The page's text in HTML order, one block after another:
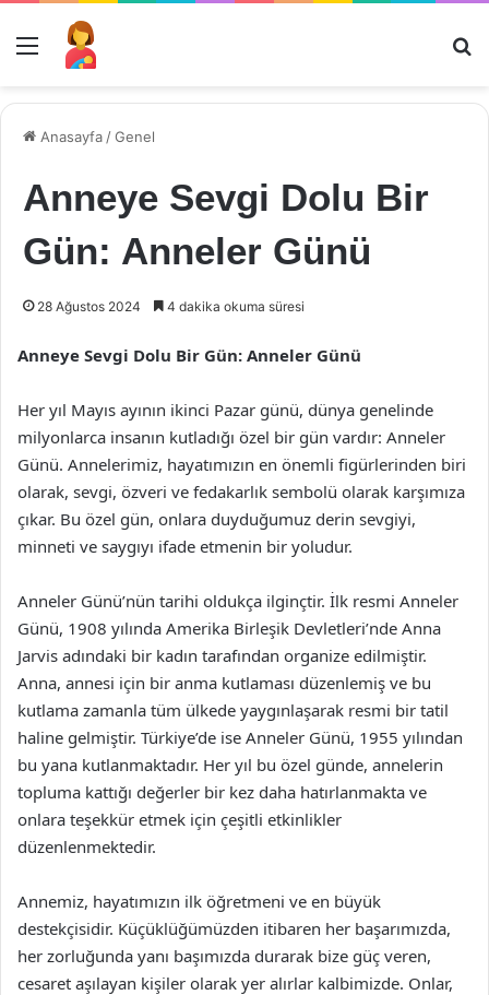
Menü
Anasayfa /Genel
Anneye Sevgi Dolu Bir
Gün: Anneler Günü
28 Ağustos 2024 4 dakika okuma süresi
Anneye Sevgi Dolu Bir Gün: Anneler Günü
Her yıl Mayıs ayının ikinci Pazar günü, dünya genelinde
milyonlarca insanın kutladığı özel bir gün vardır: Anneler
Günü. Annelerimiz, hayatımızın en önemli figürlerinden biri
olarak, sevgi, özveri ve fedakarlık sembolü olarak karşımıza
çıkar. Bu özel gün, onlara duyduğumuz derin sevgiyi,
minneti ve saygıyı ifade etmenin bir yoludur.
Anneler Günü’nün tarihi oldukça ilginçtir. İlk resmi Anneler
Günü, 1908 yılında Amerika Birleşik Devletleri’nde Anna
Jarvis adındaki bir kadın tarafından organize edilmiştir.
Anna, annesi için bir anma kutlaması düzenlemiş ve bu
kutlama zamanla tüm ülkede yaygınlaşarak resmi bir tatil
haline gelmiştir. Türkiye’de ise Anneler Günü, 1955 yılından
bu yana kutlanmaktadır. Her yıl bu özel günde, annelerin
topluma kattığı değerler bir kez daha hatırlanmakta ve
onlara teşekkür etmek için çeşitli etkinlikler
düzenlenmektedir.
Annemiz, hayatımızın ilk öğretmeni ve en büyük
destekçisidir. Küçüklüğümüzden itibaren her başarımızda,
her zorluğunda yanı başımızda durarak bize güç veren,
cesaret aşılayan kişiler olarak yer alırlar kalbimizde. Onlar,